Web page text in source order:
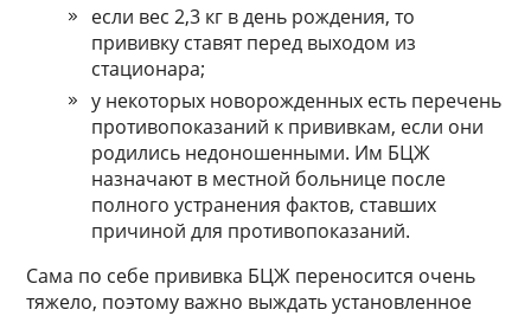
если вес 2,3 кг в день рождения, то
прививку ставят перед выходом из
стационара;
у некоторых новорожденных есть перечень
противопоказаний к прививкам, если они
родились недоношенными. Им БЦЖ
назначают в местной больнице после
полного устранения фактов, ставших
причиной для противопоказаний.
Сама по себе прививка БЦЖ переносится очень
тяжело, поэтому важно выждать установленное